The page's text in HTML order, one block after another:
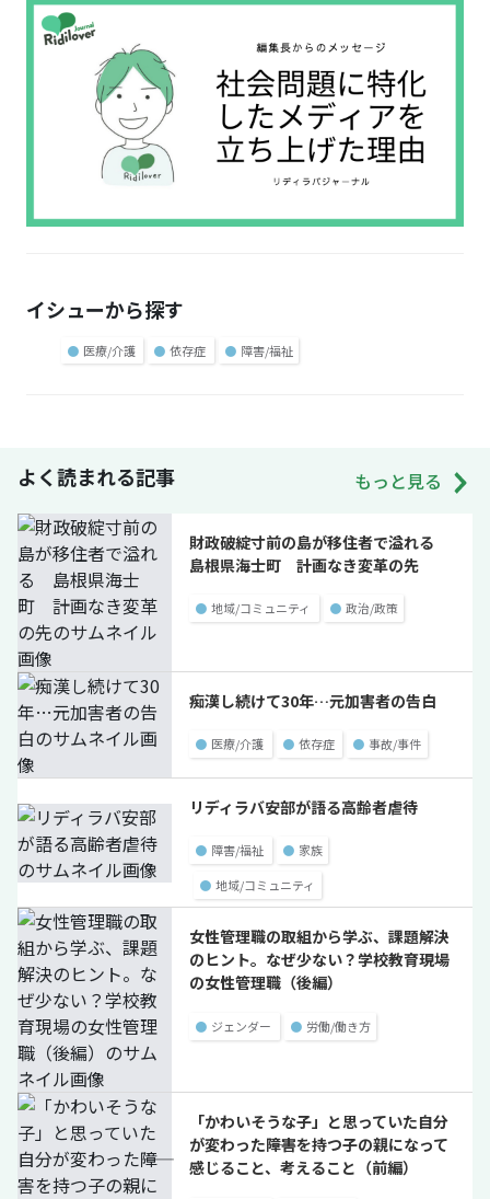
イシューから探す
● 医療/介護 ● 依存症 ● 障害/福祉
よく読まれる記事 もっと見る
財政破綻寸前の島が移住者で溢れる
島根県海士町 計画なき変革の先
● 地域/コミュニティ ● 政治/政策
痴漢し続けて30年…元加害者の告白
● 医療/介護 ● 依存症 ● 事故/事件
リディラバ安部が語る高齢者虐待
● 障害/福祉 ● 家族
● 地域/コミュニティ
女性管理職の取組から学ぶ、課題解決
のヒント。なぜ少ない？学校教育現場
の女性管理職（後編）
● ジェンダー ● 労働/働き方
「かわいそうな子」と思っていた自分
が変わった――障害を持つ子の親になって
感じること、考えること（前編）